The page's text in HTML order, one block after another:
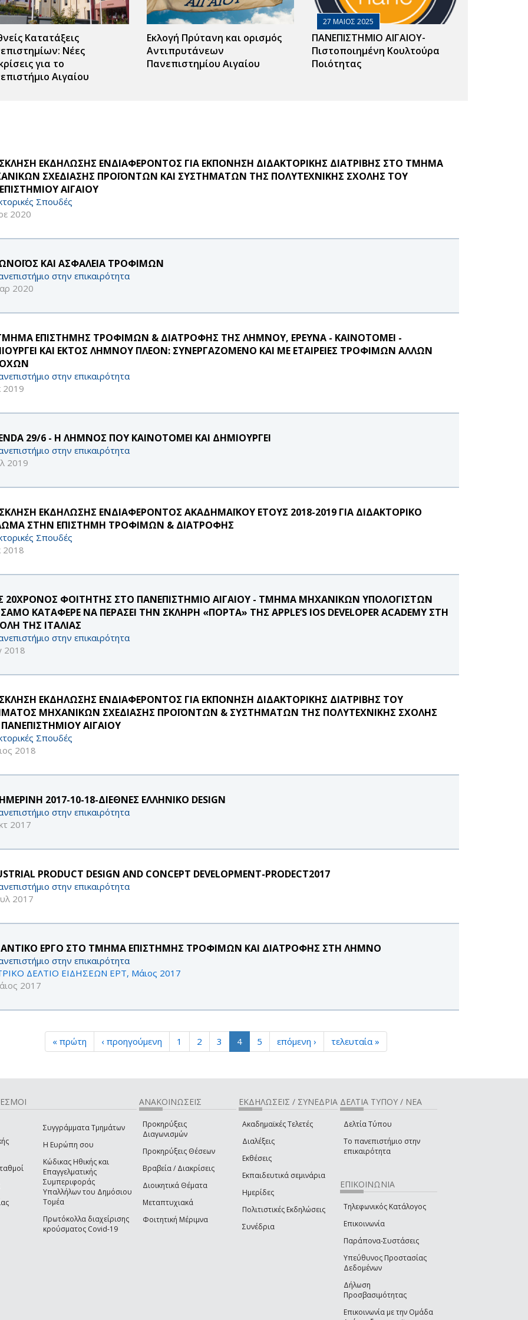
Κατατάξεις
Νέες
για το
Αιγαίου
Εκλογή Πρύτανη και ορισμός
Αντιπρυτάνεων
Πανεπιστημίου Αιγαίου
27 ΜΑΙΟΣ 2025
ΠΑΝΕΠΙΣΤΗΜΙΟ ΑΙΓΑΙΟΥ-
Πιστοποιημένη Κουλτούρα
Ποιότητας
ΕΚΔΗΛΩΣΗΣ ΕΝΔΙΑΦΕΡΟΝΤΟΣ ΓΙΑ ΕΚΠΟΝΗΣΗ ΔΙΔΑΚΤΟΡΙΚΗΣ ΔΙΑΤΡΙΒΗΣ ΣΤΟ ΤΜΗΜΑ
ΣΧΕΔΙΑΣΗΣ ΠΡΟΪΟΝΤΩΝ ΚΑΙ ΣΥΣΤΗΜΑΤΩΝ ΤΗΣ ΠΟΛΥΤΕΧΝΙΚΗΣ ΣΧΟΛΗΣ ΤΟΥ
ΑΙΓΑΙΟΥ
Σπουδές
2020
ΚΑΙ ΑΣΦΑΛΕΙΑ ΤΡΟΦΙΜΩΝ
στην επικαιρότητα
2020
ΕΠΙΣΤΗΜΗΣ ΤΡΟΦΙΜΩΝ & ΔΙΑΤΡΟΦΗΣ ΤΗΣ ΛΗΜΝΟΥ, ΕΡΕΥΝΑ - ΚΑΙΝΟΤΟΜΕΙ -
ΚΑΙ ΕΚΤΟΣ ΛΗΜΝΟΥ ΠΛΕΟΝ: ΣΥΝΕΡΓΑΖΟΜΕΝΟ ΚΑΙ ΜΕ ΕΤΑΙΡΕΙΕΣ ΤΡΟΦΙΜΩΝ ΑΛΛΩΝ
στην επικαιρότητα
2019
29/6 - Η ΛΗΜΝΟΣ ΠΟΥ ΚΑΙΝΟΤΟΜΕΙ ΚΑΙ ΔΗΜΙΟΥΡΓΕΙ
στην επικαιρότητα
2019
ΕΚΔΗΛΩΣΗΣ ΕΝΔΙΑΦΕΡΟΝΤΟΣ ΑΚΑΔΗΜΑΪΚΟΥ ΕΤΟΥΣ 2018-2019 ΓΙΑ ΔΙΔΑΚΤΟΡΙΚΟ
ΣΤΗΝ ΕΠΙΣΤΗΜΗ ΤΡΟΦΙΜΩΝ & ΔΙΑΤΡΟΦΗΣ
Σπουδές
2018
20ΧΡΟΝΟΣ ΦΟΙΤΗΤΗΣ ΣΤΟ ΠΑΝΕΠΙΣΤΗΜΙΟ ΑΙΓΑΙΟΥ - ΤΜΗΜΑ ΜΗΧΑΝΙΚΩΝ ΥΠΟΛΟΓΙΣΤΩΝ
ΚΑΤΑΦΕΡΕ ΝΑ ΠΕΡΑΣΕΙ ΤΗΝ ΣΚΛΗΡΗ «ΠΟΡΤΑ» ΤΗΣ APPLE’S IOS DEVELOPER ACADEMY ΣΤΗ
ΤΗΣ ΙΤΑΛΙΑΣ
στην επικαιρότητα
2018
ΕΚΔΗΛΩΣΗΣ ΕΝΔΙΑΦΕΡΟΝΤΟΣ ΓΙΑ ΕΚΠΟΝΗΣΗ ΔΙΔΑΚΤΟΡΙΚΗΣ ΔΙΑΤΡΙΒΗΣ ΤΟΥ
ΜΗΧΑΝΙΚΩΝ ΣΧΕΔΙΑΣΗΣ ΠΡΟΪΟΝΤΩΝ & ΣΥΣΤΗΜΑΤΩΝ ΤΗΣ ΠΟΛΥΤΕΧΝΙΚΗΣ ΣΧΟΛΗΣ
ΑΙΓΑΙΟΥ
Σπουδές
2018
2017-10-18-ΔΙΕΘΝΕΣ ΕΛΛΗΝΙΚΟ DESIGN
στην επικαιρότητα
2017
PRODUCT DESIGN AND CONCEPT DEVELOPMENT-PRODECT2017
στην επικαιρότητα
2017
ΕΡΓΟ ΣΤΟ ΤΜΗΜΑ ΕΠΙΣΤΗΜΗΣ ΤΡΟΦΙΜΩΝ ΚΑΙ ΔΙΑΤΡΟΦΗΣ ΣΤΗ ΛΗΜΝΟ
στην επικαιρότητα
ΔΕΛΤΙΟ ΕΙΔΗΣΕΩΝ ΕΡΤ, Μάιος 2017
2017
« πρώτη ‹ προηγούμενη 1 2 3 4 5 επόμενη › τελευταία »
Συγγράμματα Τμημάτων
Η Ευρώπη σου
Κώδικας Ηθικής και
Επαγγελματικής
Συμπεριφοράς
Υπαλλήλων του Δημόσιου
Τομέα
Πρωτόκολλα διαχείρισης
κρούσματος Covid-19
ΑΝΑΚΟΙΝΩΣΕΙΣ
Προκηρύξεις
Διαγωνισμών
Προκηρύξεις Θέσεων
Βραβεία / Διακρίσεις
Διοικητικά Θέματα
Μεταπτυχιακά
Φοιτητική Μέριμνα
ΕΚΔΗΛΩΣΕΙΣ / ΣΥΝΕΔΡΙΑ
Ακαδημαϊκές Τελετές
Διαλέξεις
Εκθέσεις
Εκπαιδευτικά σεμινάρια
Ημερίδες
Πολιτιστικές Εκδηλώσεις
Συνέδρια
ΔΕΛΤΙΑ ΤΥΠΟΥ / ΝΕΑ
Δελτία Τύπου
Το πανεπιστήμιο στην
επικαιρότητα
ΕΠΙΚΟΙΝΩΝΙΑ
Τηλεφωνικός Κατάλογος
Επικοινωνία
Παράπονα-Συστάσεις
Υπεύθυνος Προστασίας
Δεδομένων
Δήλωση
Προσβασιμότητας
Επικοινωνία με την Ομάδα